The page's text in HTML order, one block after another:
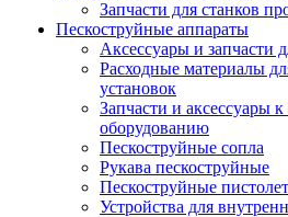
Запчасти для станков
Пескоструйные аппараты
Аксессуары и запчасти
Расходные материалы
установок
Запчасти и аксессуары
оборудованию
Пескоструйные сопла
Рукава пескоструйные
Пескоструйные
Устройства для